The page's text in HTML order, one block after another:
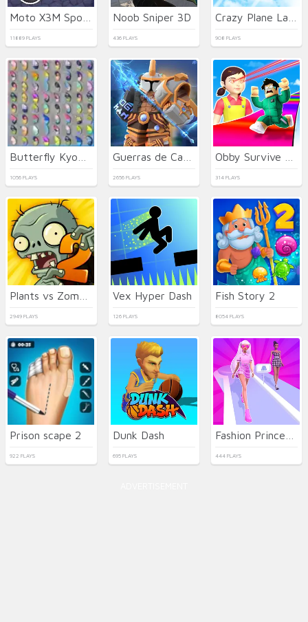
11889 PLAYS
Noob Sniper 3D
436 PLAYS 908 PLAYS
1056 PLAYS 2656 PLAYS 314 PLAYS
2949 PLAYS
Vex Hyper Dash
126 PLAYS
Fish Story 2
8054 PLAYS
Prison scape 2
922 PLAYS
Dunk Dash
695 PLAYS 444 PLAYS